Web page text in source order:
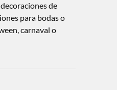
de
para bodas o
carnaval o